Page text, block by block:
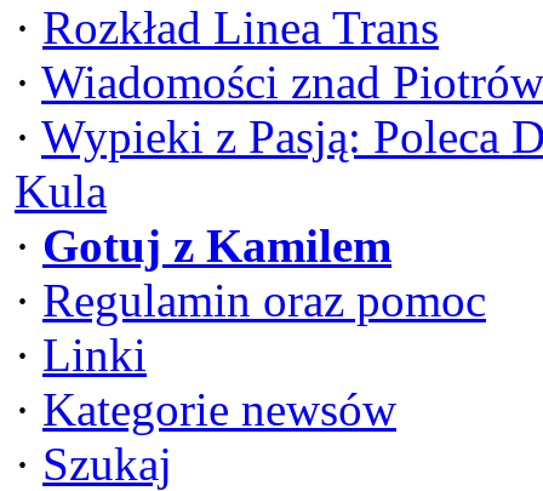
· Rozkład Linea Trans
· Wiadomości znad
· Wypieki z Pasją: Poleca
Kula
· Gotuj z Kamilem
· Regulamin oraz pomoc
· Linki
· Kategorie newsów
· Szukaj